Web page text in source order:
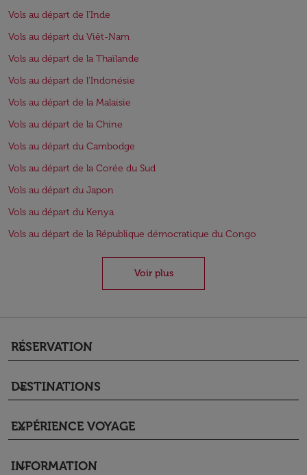
Vols au départ de l'Inde
Vols au départ du Viêt-Nam
Vols au départ de la Thaïlande
Vols au départ de l'Indonésie
Vols au départ de la Malaisie
Vols au départ de la Chine
Vols au départ du Cambodge
Vols au départ de la Corée du Sud
Vols au départ du Japon
Vols au départ du Kenya
Vols au départ de la République démocratique du Congo
Voir plus
RÉSERVATION
keyboard_arrow_down
DESTINATIONS
keyboard_arrow_down
EXPÉRIENCE VOYAGE
keyboard_arrow_down
INFORMATION
keyboard_arrow_down